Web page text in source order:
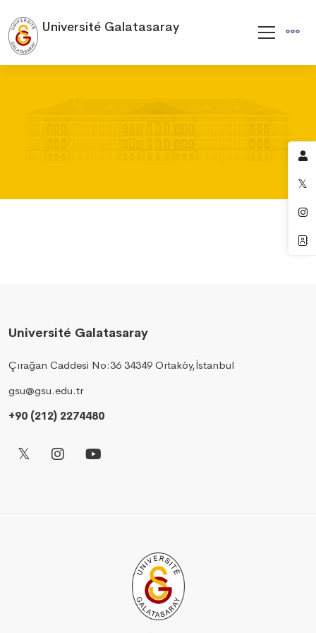
Université Galatasaray
Université Galatasaray
Çırağan Caddesi No:36 34349 Ortaköy,İstanbul
gsu@gsu.edu.tr
+90 (212) 2274480